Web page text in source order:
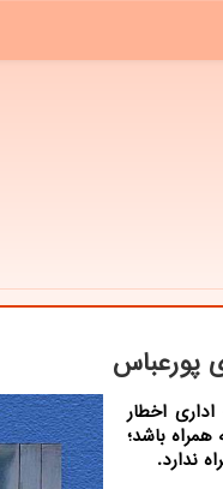
پورعباس
اخطار
باشد؛
ندارد.